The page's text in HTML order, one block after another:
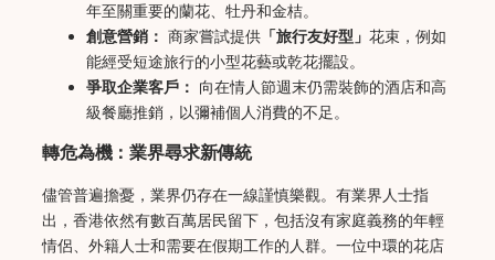
年至關重要的蘭花、牡丹和金桔。
創意營銷： 商家嘗試提供 「旅行友好型」 花束，例如
能經受短途旅行的小型花藝或乾花擺設。
爭取企業客戶： 向在情人節週末仍需裝飾的酒店和高
級餐廳推銷，以彌補個人消費的不足。
轉危為機：業界尋求新傳統
儘管普遍擔憂，業界仍存在一線謹慎樂觀。有業界人士指
出，香港依然有數百萬居民留下，包括沒有家庭義務的年輕
情侶、外籍人士和需要在假期工作的人群。一位中環的花店